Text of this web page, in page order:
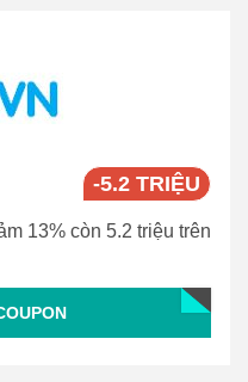
-5.2 TRIỆU
13% còn 5.2 triệu trên